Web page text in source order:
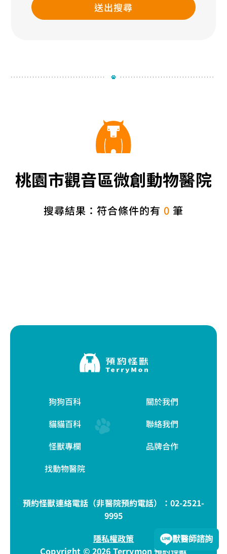
送出搜尋
桃園市觀音區微創動物醫院
搜尋結果：符合條件的有 0 筆
狗狗百科
貓貓百科
怪獸專欄
找動物醫院
關於我們
聯絡我們
品牌合作
預約怪獸連絡電話（非醫院預約電話）： 02-2521-
9995
隱私權政策
Copyright © 2026 Terrymon 預約怪獸
獸醫師諮詢